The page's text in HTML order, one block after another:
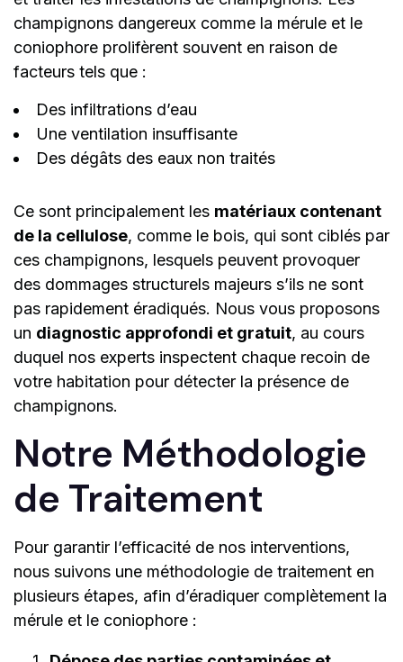
champignons dangereux comme la mérule et le
coniophore prolifèrent souvent en raison de
facteurs tels que :
Des infiltrations d’eau
Une ventilation insuffisante
Des dégâts des eaux non traités
Ce sont principalement les matériaux contenant
de la cellulose, comme le bois, qui sont ciblés par
ces champignons, lesquels peuvent provoquer
des dommages structurels majeurs s’ils ne sont
pas rapidement éradiqués. Nous vous proposons
un diagnostic approfondi et gratuit, au cours
duquel nos experts inspectent chaque recoin de
votre habitation pour détecter la présence de
champignons.
Notre Méthodologie
de Traitement
Pour garantir l’efficacité de nos interventions,
nous suivons une méthodologie de traitement en
plusieurs étapes, afin d’éradiquer complètement la
mérule et le coniophore :